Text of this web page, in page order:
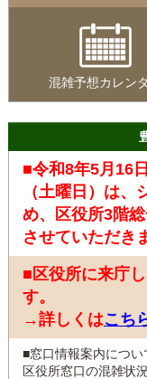
混雑予想カレン
■令和8年5月16
（土曜日）は
め、区役所3階
させていただき
■区役所に来庁
す。
→詳しくはこち
■窓口情報案内につい
区役所窓口の混雑状